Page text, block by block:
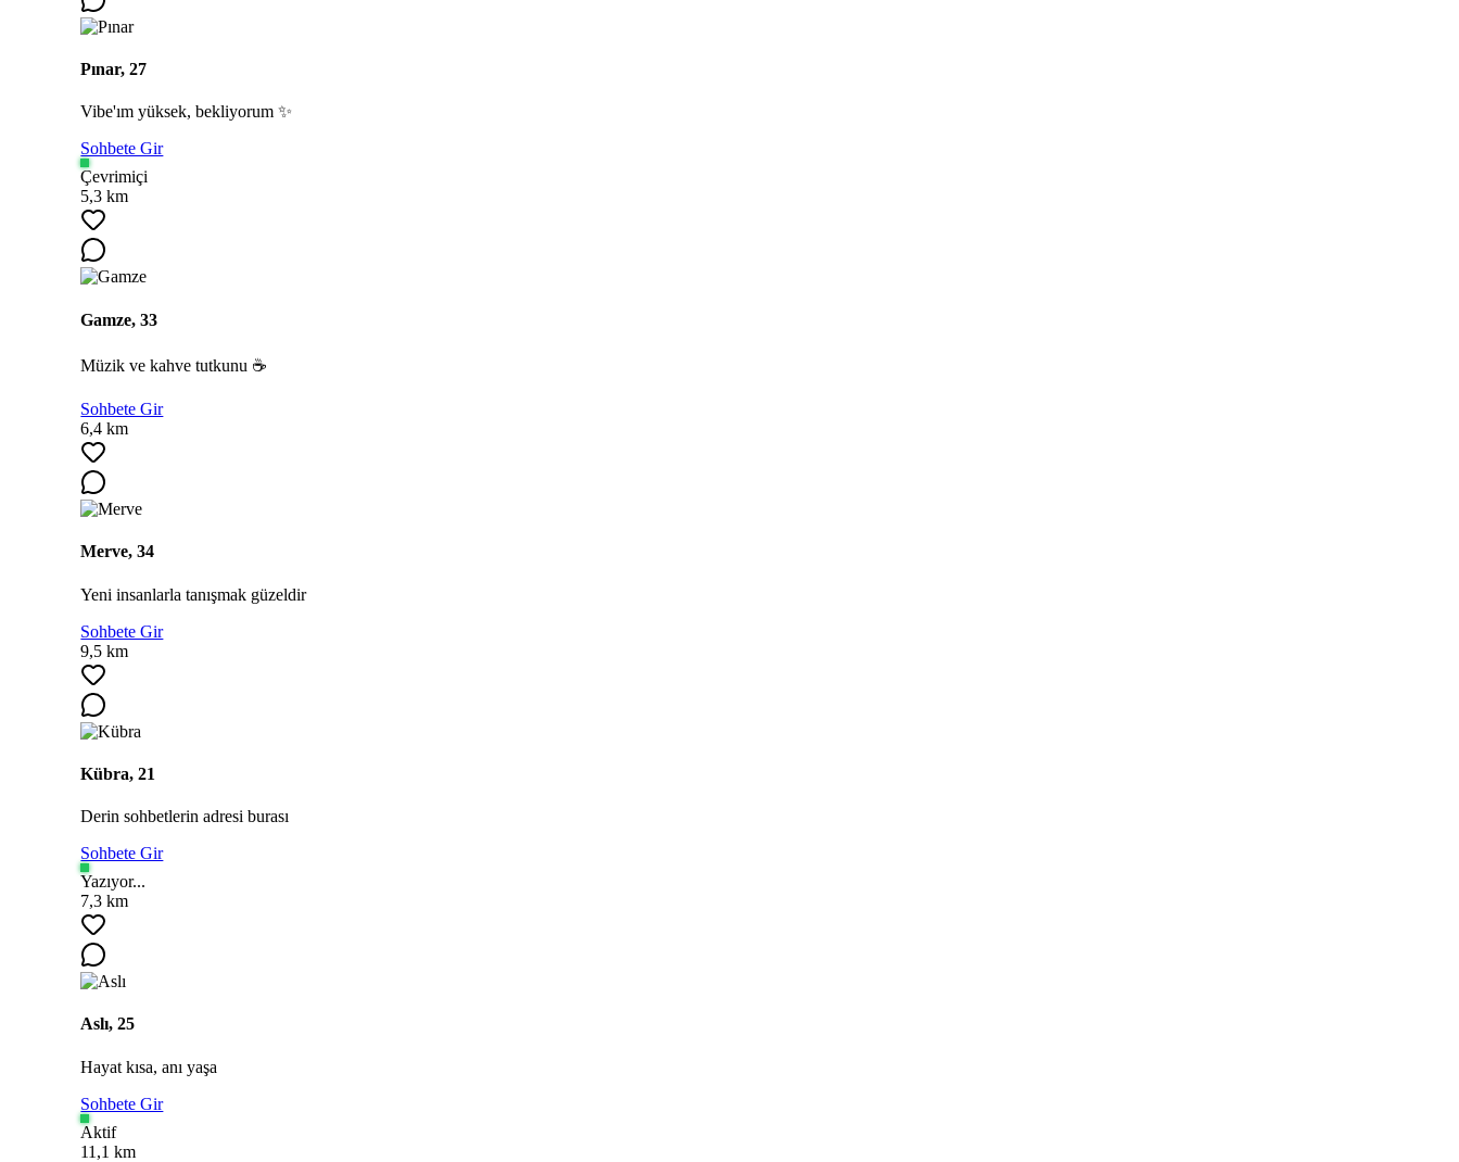
Pınar, 27
Vibe'ım yüksek, bekliyorum ✨
Sohbete Gir
Çevrimiçi
5,3 km
Gamze, 33
Müzik ve kahve tutkunu ☕
Sohbete Gir
6,4 km
Merve, 34
Yeni insanlarla tanışmak güzeldir
Sohbete Gir
9,5 km
Kübra, 21
Derin sohbetlerin adresi burası
Sohbete Gir
Yazıyor...
7,3 km
Aslı, 25
Hayat kısa, anı yaşa
Sohbete Gir
Aktif
11,1 km